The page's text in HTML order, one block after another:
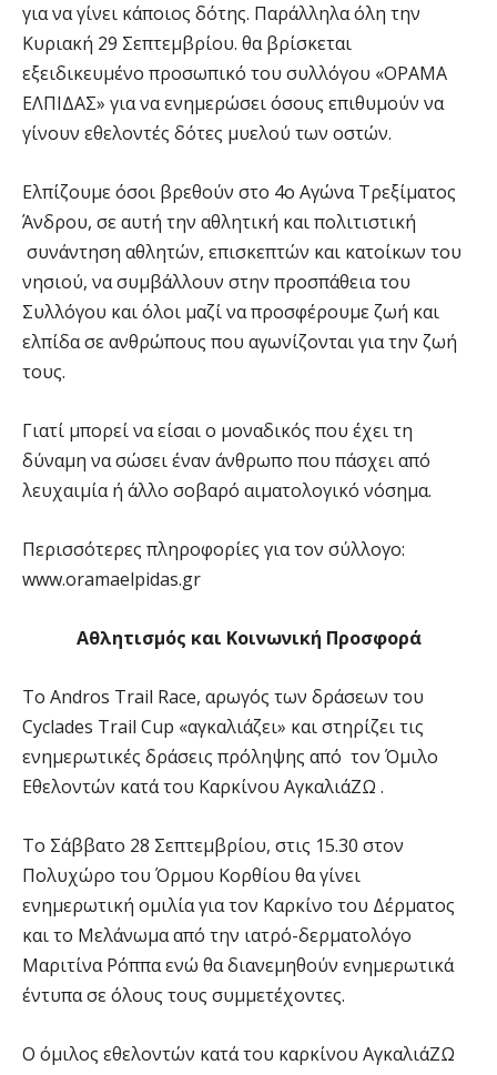
για να γίνει κάποιος δότης. Παράλληλα όλη την
Κυριακή 29 Σεπτεμβρίου. θα βρίσκεται
εξειδικευμένο προσωπικό του συλλόγου «ΟΡΑΜΑ
ΕΛΠΙΔΑΣ» για να ενημερώσει όσους επιθυμούν να
γίνουν εθελοντές δότες μυελού των οστών.
Ελπίζουμε όσοι βρεθούν στο 4ο Αγώνα Τρεξίματος
Άνδρου, σε αυτή την αθλητική και πολιτιστική
συνάντηση αθλητών, επισκεπτών και κατοίκων του
νησιού, να συμβάλλουν στην προσπάθεια του
Συλλόγου και όλοι μαζί να προσφέρουμε ζωή και
ελπίδα σε ανθρώπους που αγωνίζονται για την ζωή
τους.
Γιατί μπορεί να είσαι ο μοναδικός που έχει τη
δύναμη να σώσει έναν άνθρωπο που πάσχει από
λευχαιμία ή άλλο σοβαρό αιματολογικό νόσημα.
Περισσότερες πληροφορίες για τον σύλλογο:
www.oramaelpidas.gr
Αθλητισμός και Κοινωνική Προσφορά
Το Andros Trail Race, αρωγός των δράσεων του
Cyclades Trail Cup «αγκαλιάζει» και στηρίζει τις
ενημερωτικές δράσεις πρόληψης από τον Όμιλο
Εθελοντών κατά του Καρκίνου ΑγκαλιάΖΩ .
Το Σάββατο 28 Σεπτεμβρίου, στις 15.30 στον
Πολυχώρο του Όρμου Κορθίου θα γίνει
ενημερωτική ομιλία για τον Καρκίνο του Δέρματος
και το Μελάνωμα από την ιατρό-δερματολόγο
Μαριτίνα Ρόππα ενώ θα διανεμηθούν ενημερωτικά
έντυπα σε όλους τους συμμετέχοντες.
Ο όμιλος εθελοντών κατά του καρκίνου ΑγκαλιάΖΩ